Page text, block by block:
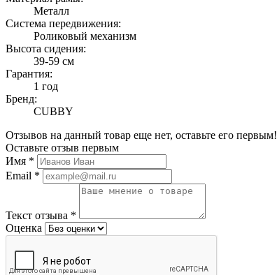
Металл
Система передвижения:
Роликовый механизм
Высота сидения:
39-59 см
Гарантия:
1 год
Бренд:
CUBBY
Отзывов на данный товар еще нет, оставьте его первым!
Оставьте отзыв первым
Имя *
Email *
Текст отзыва *
Оценка